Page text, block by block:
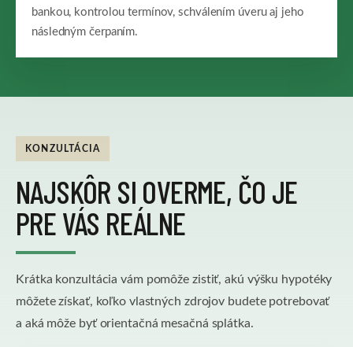
bankou, kontrolou termínov, schválením úveru aj jeho
následným čerpaním.
KONZULTÁCIA
NAJSKÔR SI OVERME, ČO JE
PRE VÁS REÁLNE
Krátka konzultácia vám pomôže zistiť, akú výšku hypotéky
môžete získať, koľko vlastných zdrojov budete potrebovať
a aká môže byť orientačná mesačná splátka.